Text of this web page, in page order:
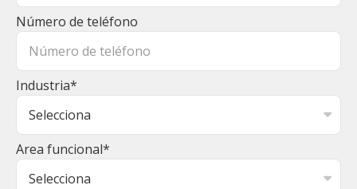
Número de teléfono
Industria*
Area funcional*